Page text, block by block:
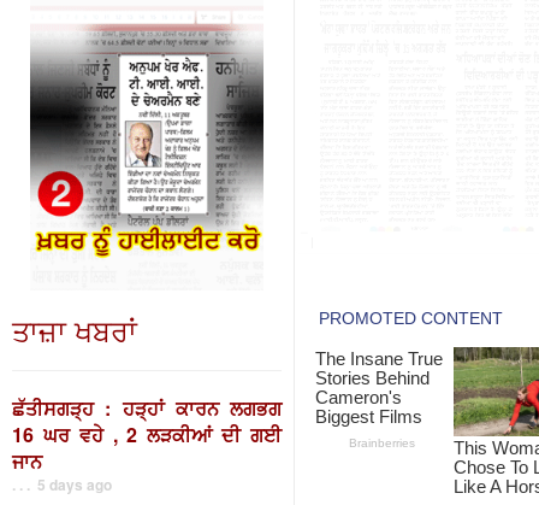
ਤਾਜ਼ਾ ਖਬਰਾਂ
ਛੱਤੀਸਗੜ੍ਹ : ਹੜ੍ਹਾਂ ਕਾਰਨ ਲਗਭਗ
16 ਘਰ ਵਹੇ , 2 ਲੜਕੀਆਂ ਦੀ ਗਈ
ਜਾਨ
. . . 5 days ago